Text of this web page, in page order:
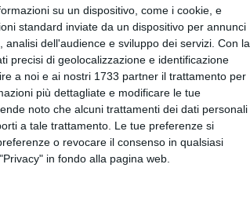
su un dispositivo, come i cookie, e
standard inviate da un dispositivo per annunci
dell'audience e sviluppo dei servizi. Con la
precisi di geolocalizzazione e identificazione
a noi e ai nostri 1733 partner il trattamento per
più dettagliate e modificare le tue
noto che alcuni trattamenti dei dati personali
a tale trattamento. Le tue preferenze si
o revocare il consenso in qualsiasi
in fondo alla pagina web.
di nuove amicizie
nostra città per